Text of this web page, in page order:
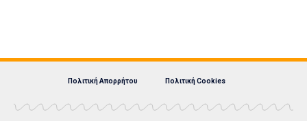
Πολιτική Απορρήτου Πολιτική Cookies